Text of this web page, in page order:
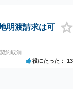
明渡請求は可
約取消
役にたった 13